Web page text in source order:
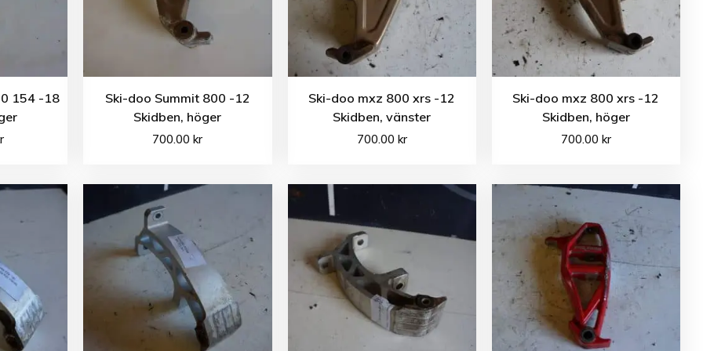
154 -18
Ski-doo Summit 800 -12
Skidben, höger
700.00kr
Ski-doo mxz 800 xrs -12
Skidben, vänster
700.00 kr
Ski-doo mxz 800 xrs -12
Skidben, höger
700.00 kr